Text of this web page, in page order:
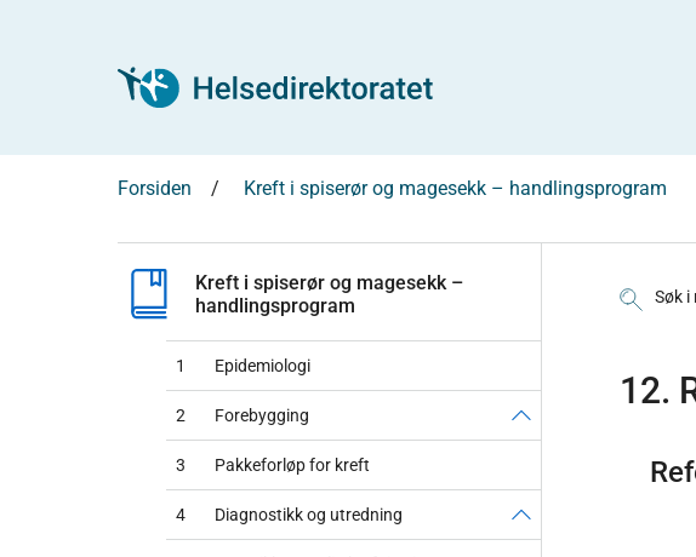
Forsiden Kreft i spiserør og magesekk – handlingsprogram
Kreft i spiserør og magesekk –
handlingsprogram
1 Epidemiologi
2 Forebygging
3 Pakkeforløp for kreft
4 Diagnostikk og utredning
Søk i
12.